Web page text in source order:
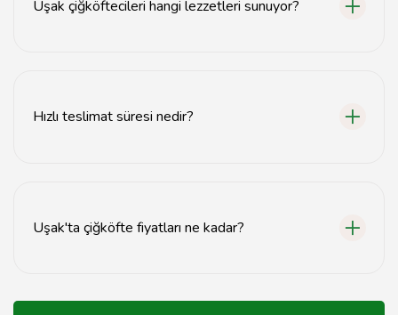
Uşak çiğköftecileri hangi lezzetleri sunuyor?
Hızlı teslimat süresi nedir?
Uşak'ta çiğköfte fiyatları ne kadar?
göstermekle birlikte ortalama 20-40 TL arasındadır.